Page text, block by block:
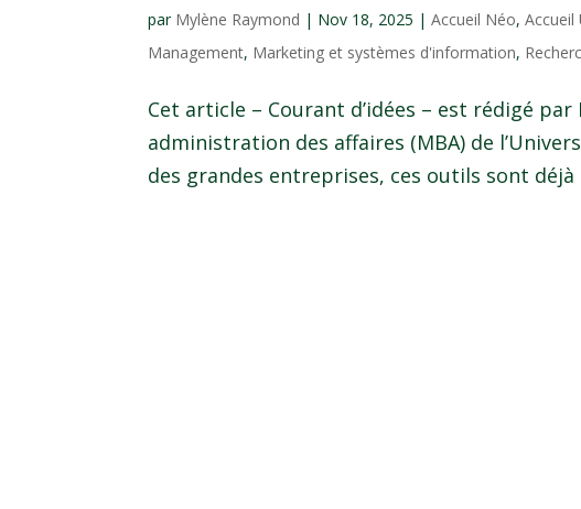
par Mylène Raymond | Nov 18, 2025 |Accueil Néo,Accueil
Management, Marketing et systèmes d'information,
Cet article – Courant d’idées – est rédigé
administration des affaires (MBA) de
des grandes entreprises, ces outils sont déjà